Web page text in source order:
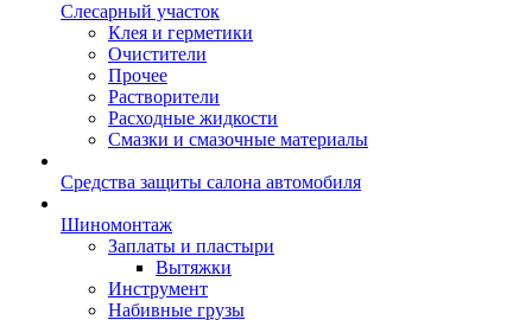
Слесарный участок
Клея и герметики
Очистители
Прочее
Растворители
Расходные жидкости
Смазки и смазочные материалы
Средства защиты салона автомобиля
Шиномонтаж
Заплаты и пластыри
Вытяжки
Инструмент
Набивные грузы